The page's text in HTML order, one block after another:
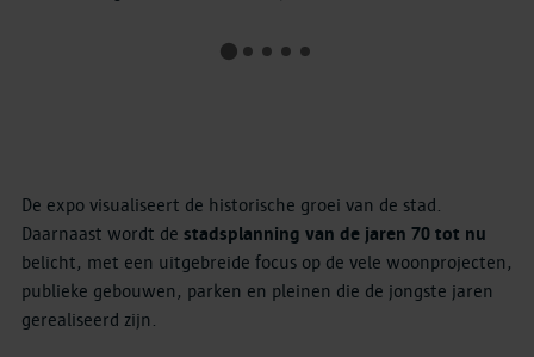
De expo visualiseert de historische groei van de stad.
Daarnaast wordt de stadsplanning van de jaren 70 tot nu
belicht, met een uitgebreide focus op de vele woonprojecten,
publieke gebouwen, parken en pleinen die de jongste jaren
gerealiseerd zijn.